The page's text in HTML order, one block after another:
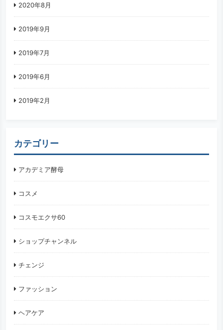
2020年8月
2019年9月
2019年7月
2019年6月
2019年2月
カテゴリー
アカデミア酵母
コスメ
コスモエクサ60
ショップチャンネル
チェンジ
ファッション
ヘアケア